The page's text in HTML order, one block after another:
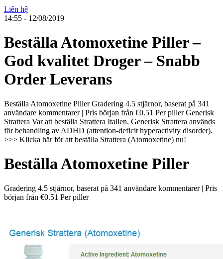
Liên hệ
14:55 - 12/08/2019
Beställa Atomoxetine Piller –
God kvalitet Droger – Snabb
Order Leverans
Beställa Atomoxetine Piller Gradering 4.5 stjärnor, baserat på 341
användare kommentarer | Pris början från €0.51 Per piller Generisk
Strattera Var att beställa Strattera Italien. Generisk Strattera används
för behandling av ADHD (attention-deficit hyperactivity disorder).
>>> Klicka här för att beställa Strattera (Atomoxetine) nu!
Beställa Atomoxetine Piller
Gradering 4.5 stjärnor, baserat på 341 användare kommentarer| Pris
början från €0.51 Per piller